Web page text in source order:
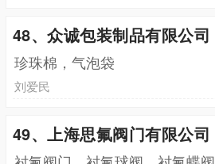
48、众诚包装制品有限公司
珍珠棉，气泡袋
刘爱民
49、上海思氟阀门有限公司